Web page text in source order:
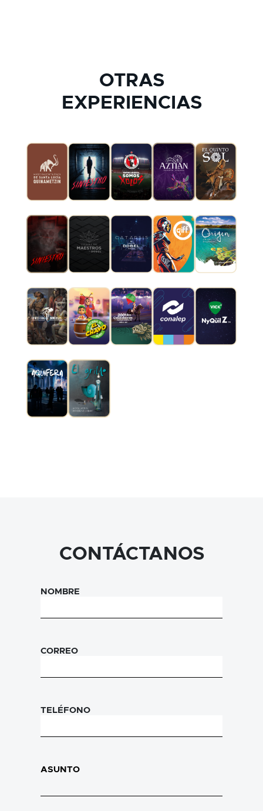
OTRAS
EXPERIENCIAS
CONTÁCTANOS
NOMBRE
CORREO
TELÉFONO
ASUNTO